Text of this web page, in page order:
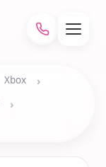
Xbox ›
›